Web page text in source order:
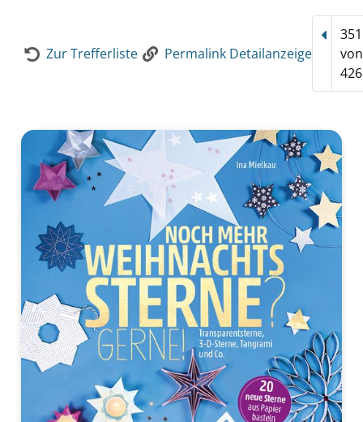
Zur Trefferliste Permalink Detailanzeige
351
von
426